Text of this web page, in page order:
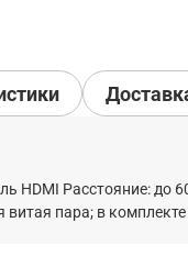
HDMI Расстояние:
витая пара; в